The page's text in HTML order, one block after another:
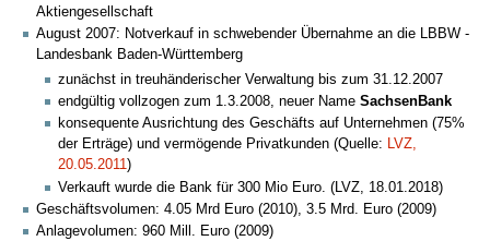
Aktiengesellschaft
August 2007: Notverkauf in schwebender Übernahme an die LBBW -
Landesbank Baden-Württemberg
zunächst in treuhänderischer Verwaltung bis zum 31.12.2007
endgültig vollzogen zum 1.3.2008, neuer NameSachsenBank
konsequente Ausrichtung des Geschäfts auf Unternehmen (75%
der Erträge) und vermögende Privatkunden (Quelle: LVZ,
20.05.2011)
Verkauft wurde die Bank für 300 Mio Euro. (LVZ, 18.01.2018)
Geschäftsvolumen: 4.05 Mrd Euro (2010), 3.5 Mrd. Euro (2009)
Anlagevolumen: 960 Mill. Euro (2009)